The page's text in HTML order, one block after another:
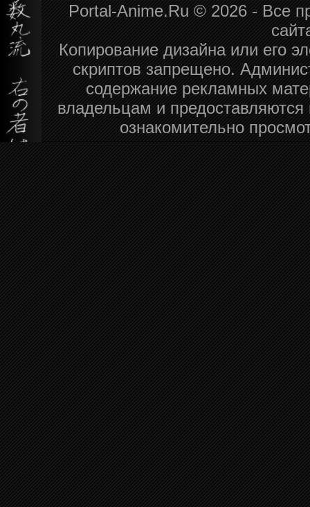
Portal-Anime.Ru © 2026 - Все
Копирование дизайна или его
скриптов запрещено.
содержание рекламных
владельцам и
ознакомительно